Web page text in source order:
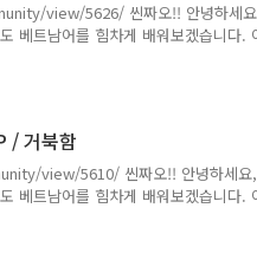
view/5626/ 씬짜오!! 안녕하세요
베트남어를 힘차게 배워보겠습니다.
. 1. 장학금 규정에 따라 7월 토픽시험
Tháng 7 e thi Topik theo quy định
/ 거북함
view/5610/ 씬짜오!! 안녕하세요,
베트남어를 힘차게 배워보겠습니다.
. 1. 인하(대)에 북쪽 발음으로말하는
/ 아 ở Inha có nhiều bạn nói giọng